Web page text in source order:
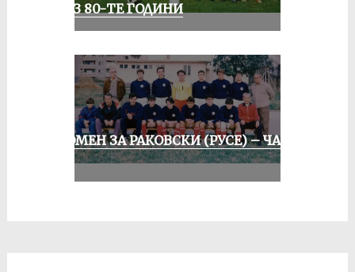
ПРЕЗ 80-ТЕ ГОДИНИ
СПОМЕН ЗА РАКОВСКИ (РУСЕ) – ЧАСТ